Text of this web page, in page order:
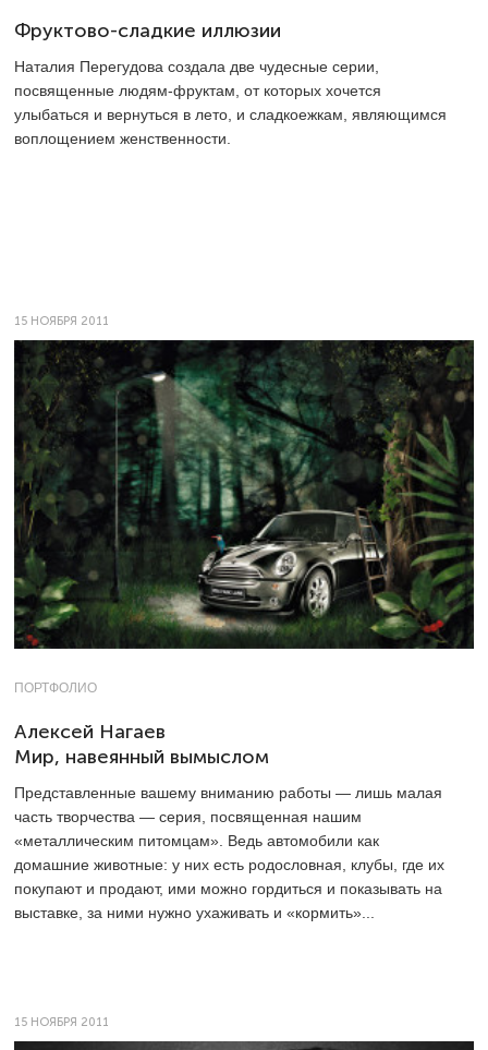
Фруктово-сладкие иллюзии
Наталия Перегудова создала две чудесные серии,
посвященные людям-фруктам, от которых хочется
улыбаться и вернуться в лето, и сладкоежкам, являющимся
воплощением женственности.
15 НОЯБРЯ 2011
ПОРТФОЛИО
Алексей Нагаев
Мир, навеянный вымыслом
Представленные вашему вниманию работы — лишь малая
часть творчества — серия, посвященная нашим
«металлическим питомцам». Ведь автомобили как
домашние животные: у них есть родословная, клубы, где их
покупают и продают, ими можно гордиться и показывать на
выставке, за ними нужно ухаживать и «кормить»...
15 НОЯБРЯ 2011